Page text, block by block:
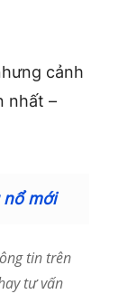
cảnh
nhất –
mới
tin trên
tư vấn